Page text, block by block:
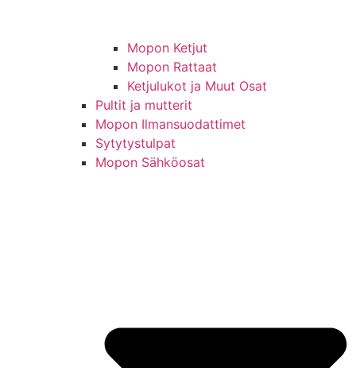
Mopon Ketjut
Mopon Rattaat
Ketjulukot ja Muut Osat
Pultit ja mutterit
Mopon Ilmansuodattimet
Sytytystulpat
Mopon Sähköosat